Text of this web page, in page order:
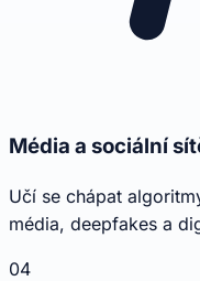
Média a sociální
Učí se chápat
média, deepfakes a
04